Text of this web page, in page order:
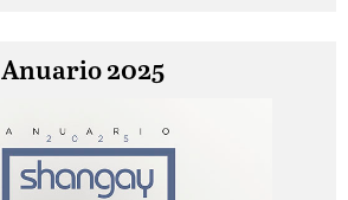
Anuario 2025